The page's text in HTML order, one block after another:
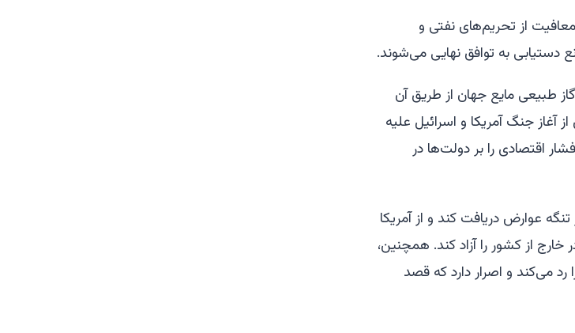
از تحریم‌های نفتی و
به توافق نهایی می‌شوند.
طبیعی مایع جهان از طریق آن
جنگ آمریکا و اسرائیل علیه
اقتصادی را بر دولت‌ها در
عوارض دریافت کند و از آمریکا
از کشور را آزاد کند. همچنین،
می‌کند و اصرار دارد که قصد